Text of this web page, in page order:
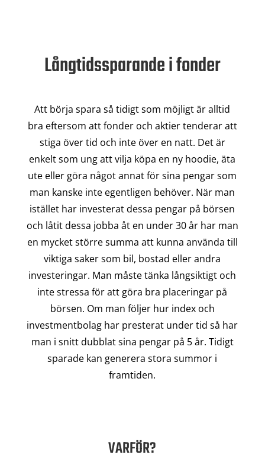
Långtidssparande i fonder
Att börja spara så tidigt som möjligt är alltid
bra eftersom att fonder och aktier tenderar att
stiga över tid och inte över en natt. Det är
enkelt som ung att vilja köpa en ny hoodie, äta
ute eller göra något annat för sina pengar som
man kanske inte egentligen behöver. När man
istället har investerat dessa pengar på börsen
och låtit dessa jobba åt en under 30 år har man
en mycket större summa att kunna använda till
viktiga saker som bil, bostad eller andra
investeringar. Man måste tänka långsiktigt och
inte stressa för att göra bra placeringar på
börsen. Om man följer hur index och
investmentbolag har presterat under tid så har
man i snitt dubblat sina pengar på 5 år. Tidigt
sparade kan generera stora summor i
framtiden.
VARFÖR?